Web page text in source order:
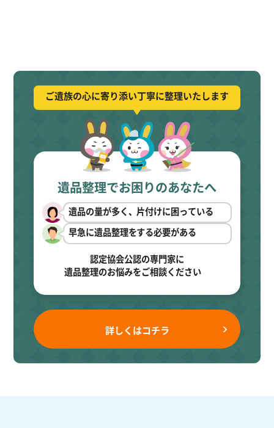
ご遺族の心に寄り添い丁寧に整理いたします
遺品整理でお困りのあなたへ
遺品の量が多く、片付けに困っている
早急に遺品整理をする必要がある
認定協会公認の専門家に
遺品整理のお悩みをご相談ください
詳しくはコチラ